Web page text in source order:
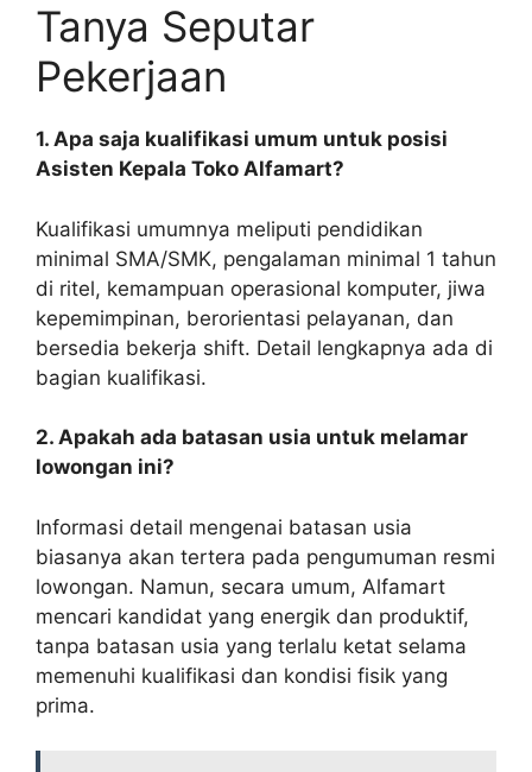
Tanya Seputar
Pekerjaan
1. Apa saja kualifikasi umum untuk posisi
Asisten Kepala Toko Alfamart?
Kualifikasi umumnya meliputi pendidikan
minimal SMA/SMK, pengalaman minimal 1 tahun
di ritel, kemampuan operasional komputer, jiwa
kepemimpinan, berorientasi pelayanan, dan
bersedia bekerja shift. Detail lengkapnya ada di
bagian kualifikasi.
2. Apakah ada batasan usia untuk melamar
lowongan ini?
Informasi detail mengenai batasan usia
biasanya akan tertera pada pengumuman resmi
lowongan. Namun, secara umum, Alfamart
mencari kandidat yang energik dan produktif,
tanpa batasan usia yang terlalu ketat selama
memenuhi kualifikasi dan kondisi fisik yang
prima.